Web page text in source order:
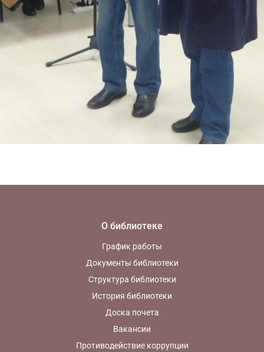
О библиотеке
График работы
Документы библиотеки
Структура библиотеки
История библиотеки
Доска почета
Вакансии
Противодействие коррупции